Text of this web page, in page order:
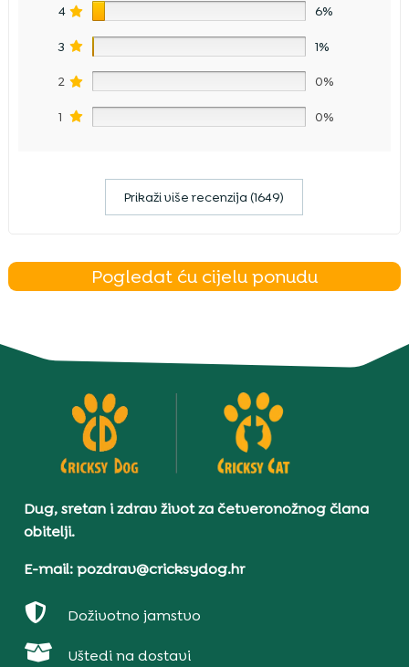
4 6%
3 1%
2 0%
1 0%
Prikaži više recenzija (1649)
Pogledat ću cijelu ponudu
Dug, sretan i zdrav život za četveronožnog člana
obitelji.
E-mail: pozdrav@cricksydog.hr
 Doživotno jamstvo
 Uštedi na dostavi